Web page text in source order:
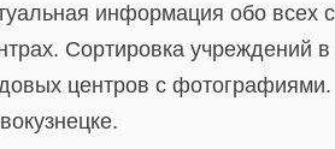
информация обо всех
Сортировка учреждений
центров с